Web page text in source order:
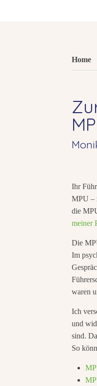
Home
Ihr
MPU –
die
meiner
Die
Im
waren
Ich
und
sind.
So